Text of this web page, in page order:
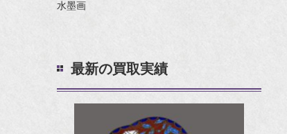
水墨画
最新の買取実績